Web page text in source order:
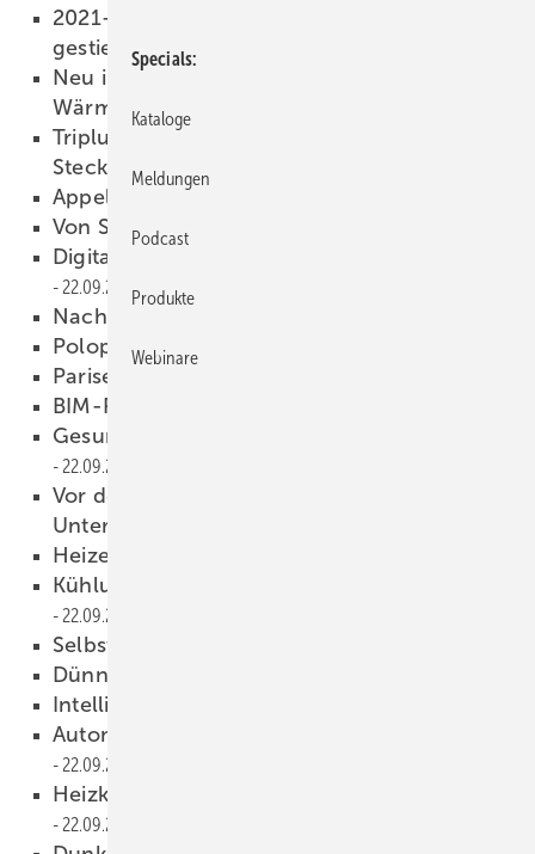
2021-08: Erzeugerpreise um 12,0 %
gestiegen
24.09.2021
Neu im Ifeu-Podcast: Was jetzt für die
Wärmewende passieren muss
Triplus, die Evolution der Abflusssysteme mit
Steckverbindung
Appell an die Politik!
Von Steinen und Brücken
Digitaler Zugang für Unternehmen
22.09.2021
Nachfolge geregelt
Poloplast
Pariser Abkommen verpflichtet
BIM-Portal online
Gesunde Luft ist wichtiger denn je!
22.09.2021
Vor der IFH, für den Messebesuch, für den
Unternehmenserfolg
Heizen und kühlen mit Lehm
Kühlung wird wichtig im Wohnbau
22.09.2021
Selbstklebende Heizmatte
Dünnes Elektro-Heizvlies
Intelligenter Regelantrieb
Automatischer hydraulischer Abgleich
22.09.2021
Heizkreisverteiler mit Steckverbindung
22.09.2021
Specials
Kataloge
Meldungen
Podcast
Produkte
Webinare